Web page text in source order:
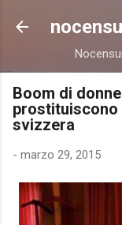
Boom di
prostituiscono
svizzera
- marzo 29, 2015